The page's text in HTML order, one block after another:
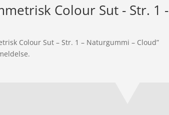
Colour Sut - Str.
Colour Sut – Str. 1 – Naturgummi – Cloud”